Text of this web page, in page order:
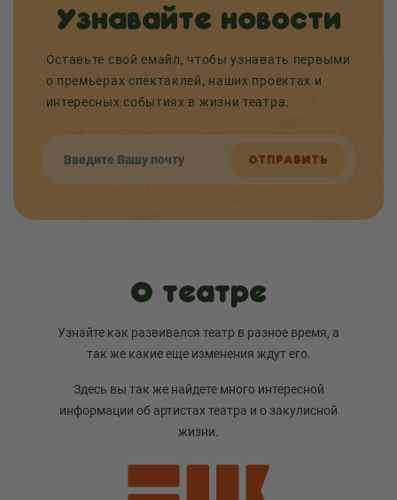
Узнавайте новости
Оставьте свой емайл, чтобы узнавать первыми
о премьерах спектаклей, наших проектах и
интересных событиях в жизни театра.
ОТПРАВИТЬ
О театре
Узнайте как развивался театр в разное время, а
так же какие еще изменения ждут его.
Здесь вы так же найдете много интересной
информации об артистах театра и о закулисной
жизни.